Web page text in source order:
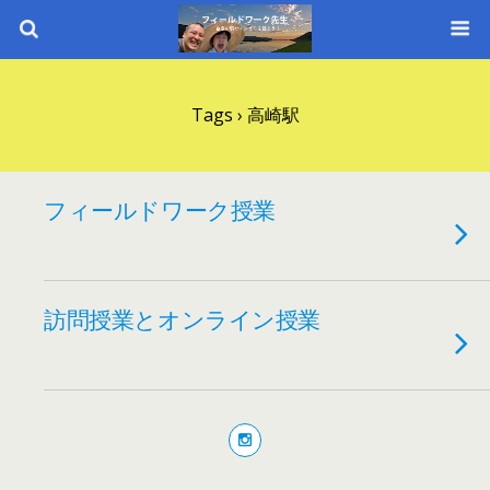
Tags › 高崎駅
フィールドワーク授業
訪問授業とオンライン授業